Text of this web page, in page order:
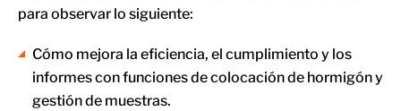
para observar lo siguiente:
Cómo mejora la eficiencia, el cumplimiento y los
informes con funciones de colocación de hormigón y
gestión de muestras.